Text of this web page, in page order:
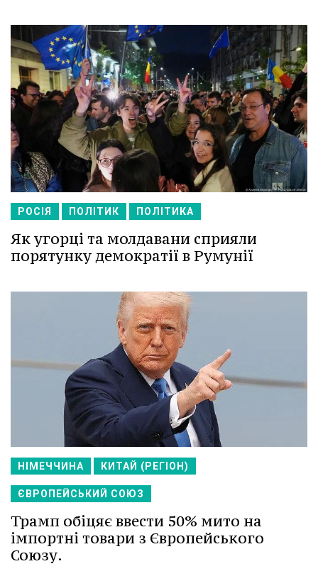
РОСІЯ ПОЛІТИК ПОЛІТИКА
Як угорці та молдавани сприяли
порятунку демократії в Румунії
НІМЕЧЧИНА КИТАЙ (РЕГІОН)
ЄВРОПЕЙСЬКИЙ СОЮЗ
Трамп обіцяє ввести 50% мито на
імпортні товари з Європейського
Союзу.